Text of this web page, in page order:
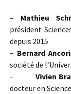
– Mathieu
président
depuis 2015
– Bernard Ancori
société de
–
Vivien
docteur en